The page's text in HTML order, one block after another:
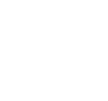
Einsatz. Ob
hin zu langen
10-2087 XL